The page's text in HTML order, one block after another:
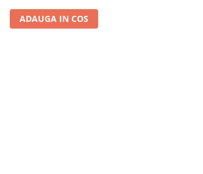
ADAUGA IN COS